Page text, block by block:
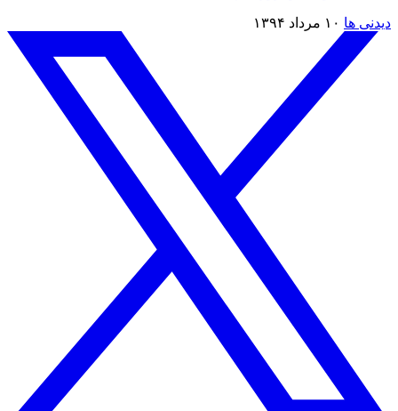
دیدنی ها ۱۰ مرداد ۱۳۹۴